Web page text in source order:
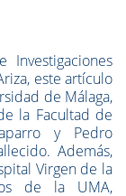
este artículo
de Málaga,
la Facultad de
y Pedro
Además,
Virgen de la
de la UMA,